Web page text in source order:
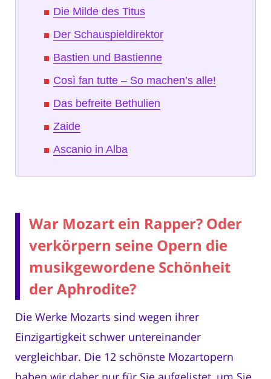
Die Milde des Titus
Der Schauspieldirektor
Bastien und Bastienne
Così fan tutte – So machen’s alle!
Das befreite Bethulien
Zaide
Ascanio in Alba
War Mozart ein Rapper? Oder
verkörpern seine Opern die
musikgewordene Schönheit
der Aphrodite?
Die Werke Mozarts sind wegen ihrer
Einzigartigkeit schwer untereinander
vergleichbar. Die 12 schönste Mozartopern